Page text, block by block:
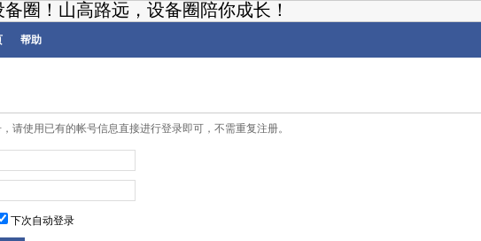
圈！山高路远，设备圈陪你成长！
帮助
请使用已有的帐号信息直接进行登录即可，不需重复注册。
下次自动登录